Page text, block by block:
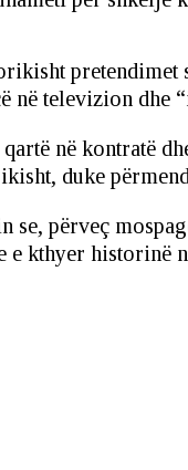
pretendimet
në televizion dhe
qartë në kontratë
duke
se, përveç
kthyer historinë